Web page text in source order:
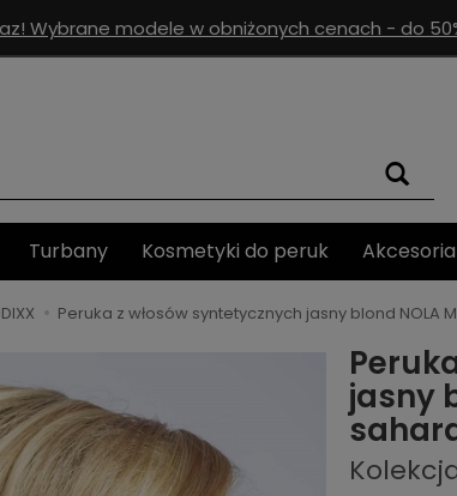
Wybrane modele w obniżonych cenach - do
Turbany Kosmetyki do peruk Akcesoria
Peruka z włosów syntetycznych jasny blond NOLA
jasny